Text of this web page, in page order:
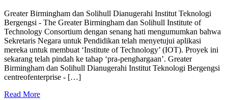
Greater Birmingham dan Solihull Dianugerahi Institut Teknologi
Bergengsi - The Greater Birmingham dan Solihull Institute of
Technology Consortium dengan senang hati mengumumkan bahwa
Sekretaris Negara untuk Pendidikan telah menyetujui aplikasi
mereka untuk membuat ‘Institute of Technology’ (IOT). Proyek ini
sekarang telah pindah ke tahap ‘pra-penghargaan’. Greater
Birmingham dan Solihull Dianugerahi Institut Teknologi Bergengsi
centreofenterprise - […]
Read More